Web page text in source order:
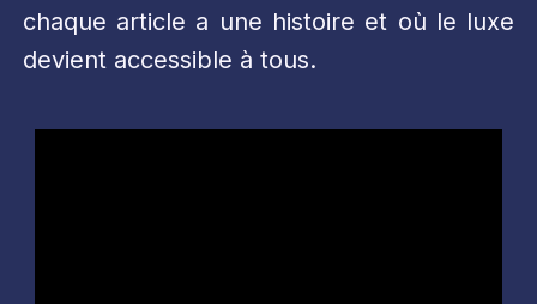
chaque article a une histoire et où le luxe
devient accessible à tous.